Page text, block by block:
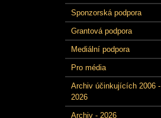
Sponzorská podpora
Grantová podpora
Mediální podpora
Pro média
Archiv účinkujících 2006 -
2026
Archiv - 2026